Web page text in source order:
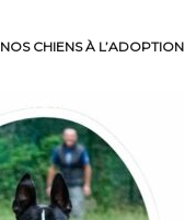
NOS CHIENS À L’ADOPTION